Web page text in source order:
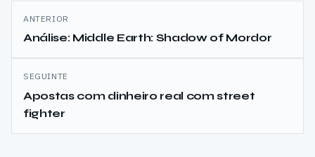
Navegação
de
artigos
ANTERIOR
Análise: Middle Earth: Shadow of Mordor
SEGUINTE
Apostas com dinheiro real com street
fighter